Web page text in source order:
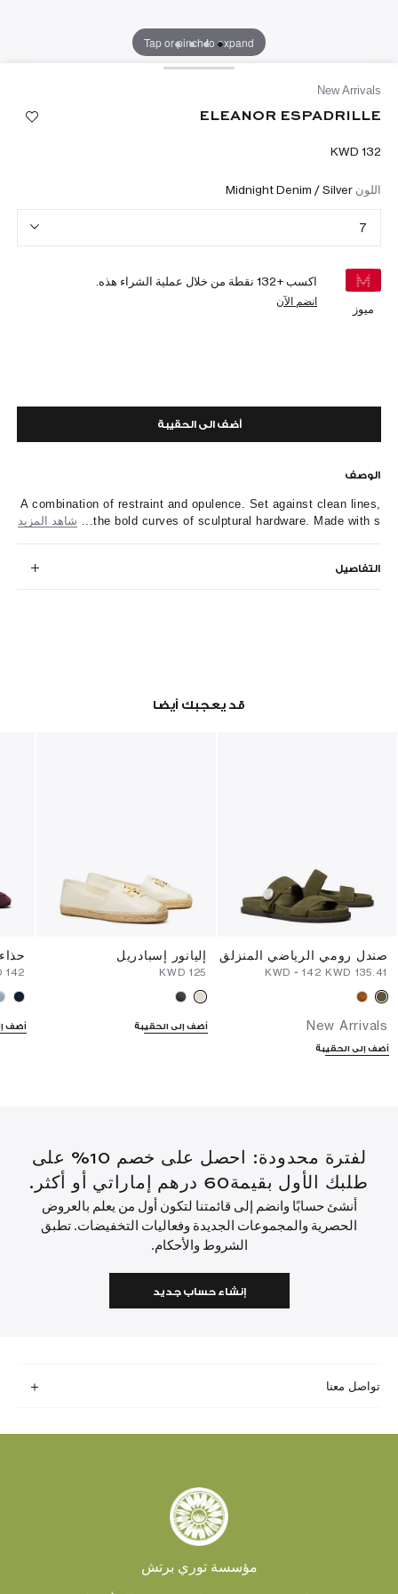
Tap or pinch to expand
New Arrivals
ELEANOR ESPADRILLE
اللون Midnight Denim / Silver
7
ميوز
اكسب +132 نقطة من خلال عملية الشراء هذه.
انضم الآن
أضف الى الحقيبة
الوصف
A combination of restraint and opulence. Set against clean lines,
the bold curves of sculptural hardware. Made with s...
شاهد المزيد
التفاصيل
قد يعجبك أيضا
صندل رومي الرياضي المنزلق
- ⁦142⁩ KWD
New Arrivals
أضف إلى الحقيبة
إليانور إسبادريل
أضف إلى الحقيبة أضف
لفترة محدودة: احصل على خصم 10% على
طلبك الأول بقيمة60 درهم إماراتي أو أكثر.
أنشئ حسابًا وانضم إلى قائمتنا لتكون أول من يعلم بالعروض
الحصرية والمجموعات الجديدة وفعاليات التخفيضات. تطبق
الشروط والأحكام.
إنشاء حساب جديد
تواصل معنا
مؤسسة توري برتش